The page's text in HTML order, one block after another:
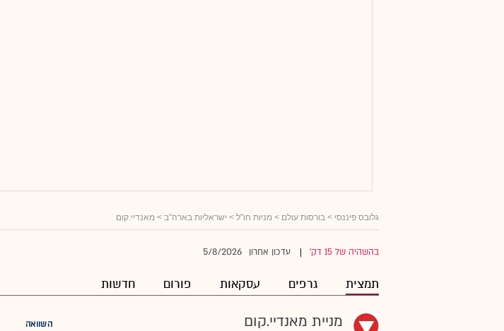
גלובס פיננסי > בורסות עולם > מניות חו"ל > ישראליות בארה"ב > מאנדיי.קום
בהשהיה של 15 דק' עדכון אחרון 5/8/2026
תמצית גרפים עסקאות פורום חדשות
מניית מאנדיי.קום השוואה